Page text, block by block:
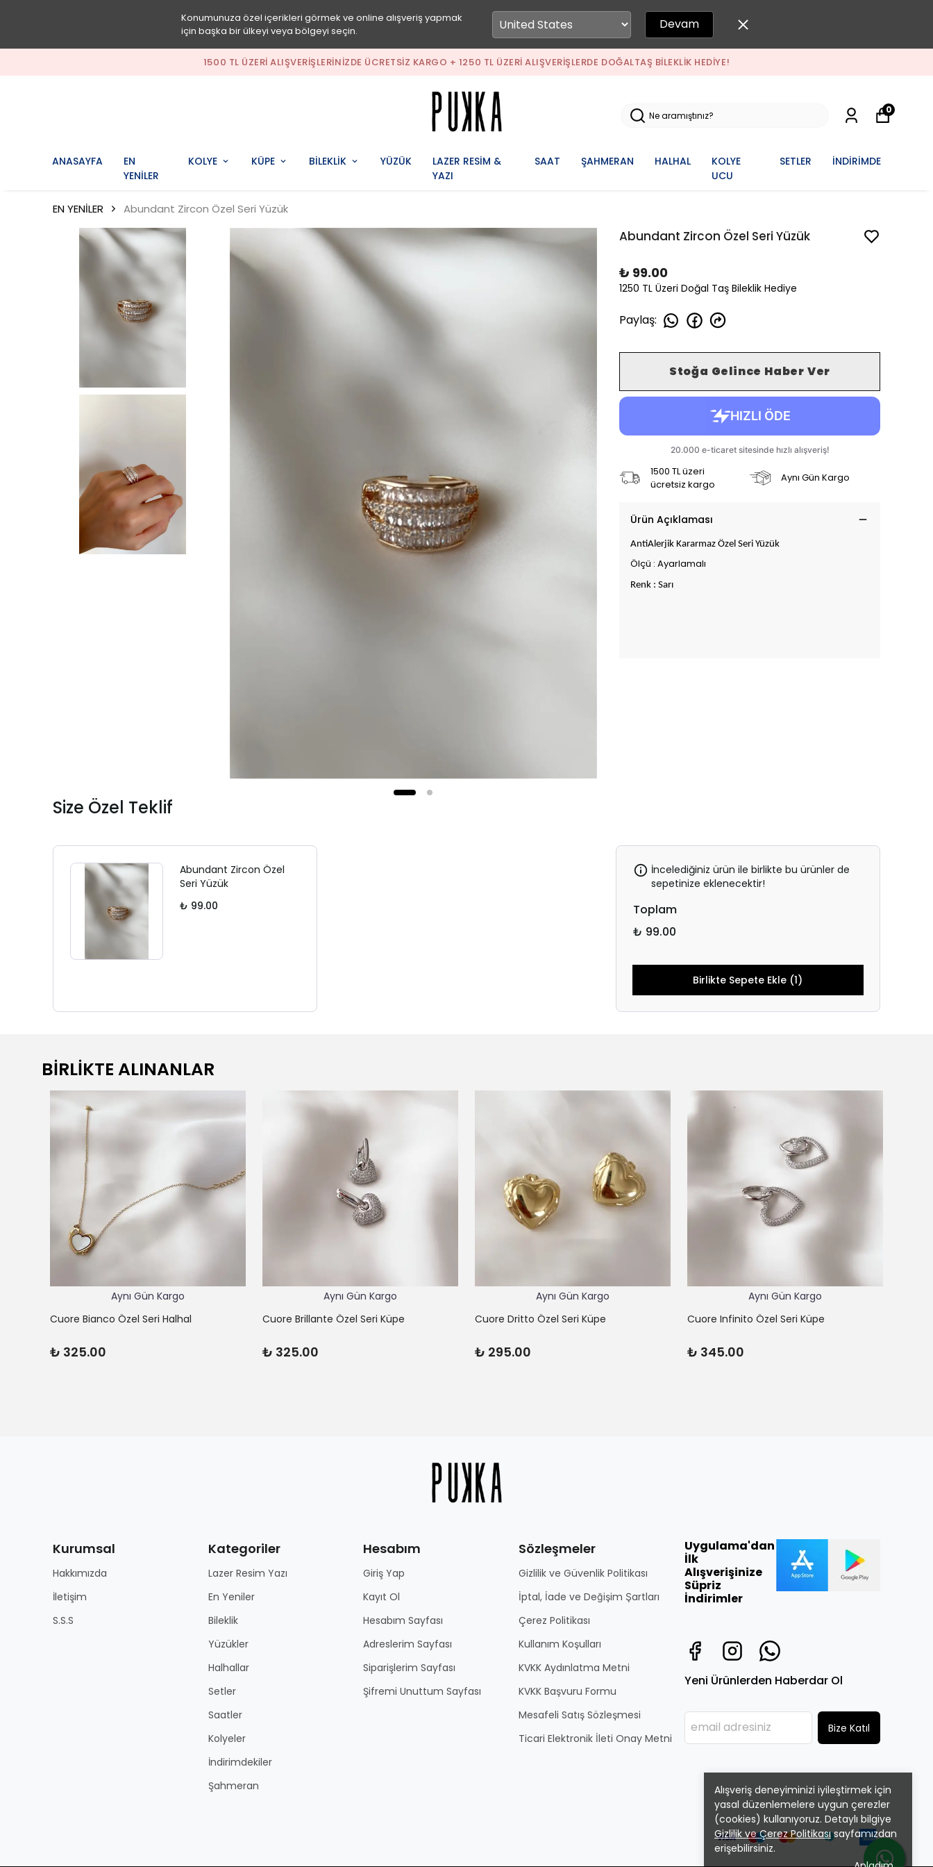
Konumunuza özel içerikleri görmek ve online alışveriş yapmak
için başka bir ülkeyi veya bölgeyi seçin.
Devam
1500 TL ÜZERI ALIŞVERIŞLERINIZDE ÜCRETSIZ KARGO + 1250 TL ÜZERI ALIŞVERIŞLERDE DOĞALTAŞ BILEKLIK HEDIYE!
ANASAYFA
EN
YENİLER
KOLYE KÜPE BİLEKLİK YÜZÜK
LAZER RESİM &
YAZI
SAAT ŞAHMERAN HALHAL
KOLYE
UCU
SETLER İNDİRİMDE
0
Alışveriş deneyiminizi iyileştirmek için
yasal düzenlemelere uygun çerezler
(cookies) kullanıyoruz. Detaylı bilgiye
Gizlilik ve Çerez Politikasısayfamızdan
erişebilirsiniz.
EN YENİLER Abundant Zircon Özel Seri Yüzük
Abundant Zircon Özel Seri Yüzük
₺ 99.00
1250 TL Üzeri Doğal Taş Bileklik Hediye
Paylaş:
Stoğa Gelince Haber Ver
1500 TL üzeri
ücretsiz kargo
Aynı Gün Kargo
Ürün Açıklaması
AntiAlerjik Kararmaz Özel Seri Yüzük
Ölçü : Ayarlamalı
Renk : Sarı
Size Özel Teklif
Abundant Zircon Özel
Seri Yüzük
₺ 99.00
İncelediğiniz ürün ile birlikte bu ürünler de
sepetinize eklenecektir!
Toplam
₺ 99.00
Birlikte Sepete Ekle (1)
BİRLİKTE ALINANLAR
Aynı Gün Kargo
Cuore Bianco Özel Seri Halhal
₺ 325.00
Aynı Gün Kargo
Cuore Brillante Özel Seri Küpe
₺ 325.00
Aynı Gün Kargo
Cuore Dritto Özel Seri Küpe
₺ 295.00
Aynı Gün Kargo
Cuore Infinito Özel Seri Küpe
₺ 345.00
Kurumsal
Hakkımızda
İletişim
S.S.S
Kategoriler
Lazer Resim Yazı
En Yeniler
Bileklik
Yüzükler
Halhallar
Setler
Saatler
Kolyeler
İndirimdekiler
Şahmeran
Hesabım
Giriş Yap
Kayıt Ol
Hesabım Sayfası
Adreslerim Sayfası
Siparişlerim Sayfası
Şifremi Unuttum Sayfası
Sözleşmeler
Gizlilik ve Güvenlik Politikası
İptal, İade ve Değişim Şartları
Çerez Politikası
Kullanım Koşulları
KVKK Aydınlatma Metni
KVKK Başvuru Formu
Mesafeli Satış Sözleşmesi
Ticari Elektronik İleti Onay Metni
Uygulama'dan
İlk
Alışverişinize
Süpriz
İndirimler
Yeni Ürünlerden Haberdar Ol
Bize Katıl